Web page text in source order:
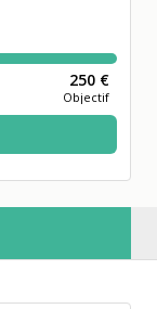
250 €
Objectif